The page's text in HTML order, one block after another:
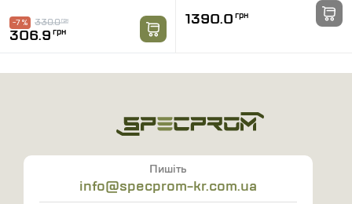
330.0грн
-7 %
306.9 грн
1390.0 грн
Пишіть
info@specprom-kr.com.ua